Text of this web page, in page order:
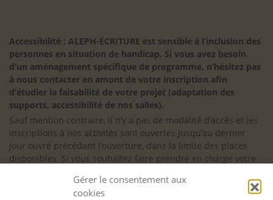
Gérer le consentement aux
cookies
Accessibilité : ALEPH-ÉCRITURE est sensible à l’inclusion des
personnes en situation de handicap. Si vous avez besoin
d’un aménagement spécifique de programme, n’hésitez pas
à nous contacter en amont de votre inscription afin
d’étudier la faisabilité de votre projet (adaptation des
supports, accessibilité de nos salles).
Sauf mention contraire, il n’y a pas de modalité d’accès et les
inscriptions à nos activités sont ouvertes jusqu’au dernier
jour ouvré précédant l’ouverture, dans la limite des places
disponibles. Si vous souhaitez faire prendre en charge votre
est à effectuer au plus tard un mois avant le début de la